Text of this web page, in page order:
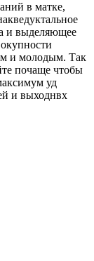
в матке,
и выделяющее
и молодым. Так
почаще чтобы
уд
и выходнвх